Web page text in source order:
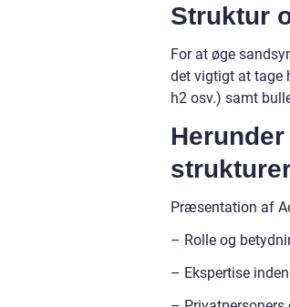
Struktur
For at øge
det vigtigt at tage
h2 osv.) samt
Præsentation af
– Rolle og
– Ekspertise